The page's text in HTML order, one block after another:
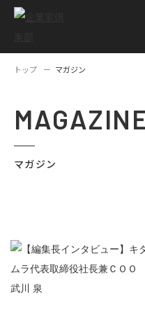
トップ マガジン
マガジン